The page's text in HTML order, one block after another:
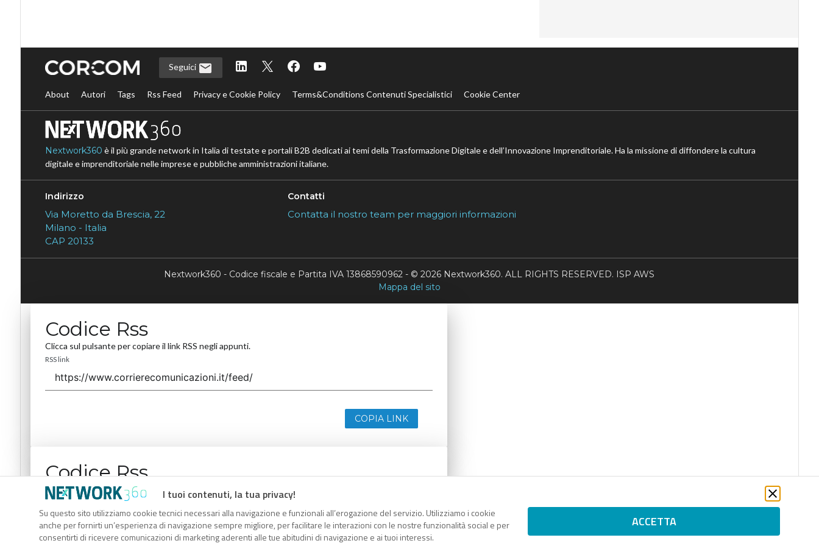
I tuoi contenuti, la tua privacy!
Su questo sito utilizziamo cookie tecnici necessari alla navigazione e funzionali all’erogazione del servizio. Utilizziamo i cookie
anche per fornirti un’esperienza di navigazione sempre migliore, per facilitare le interazioni con le nostre funzionalità social e per
consentirti di ricevere comunicazioni di marketing aderenti alle tue abitudini di navigazione e ai tuoi interessi.
ACCETTA
Seguici
About Autori Tags Rss Feed Privacy e Cookie Policy Terms&Conditions Contenuti Specialistici Cookie Center
Nextwork360 è il più grande network in Italia di testate e portali B2B dedicati ai temi della Trasformazione Digitale e dell’Innovazione Imprenditoriale. Ha la missione di diffondere la cultura
digitale e imprenditoriale nelle imprese e pubbliche amministrazioni italiane.
Indirizzo
Via Moretto da Brescia, 22
Milano - Italia
CAP 20133
Contatti
Contatta il nostro team per maggiori informazioni
Nextwork360 - Codice fiscale e Partita IVA 13868590962 - © 2026 Nextwork360. ALL RIGHTS RESERVED. ISP AWS
Mappa del sito
Codice Rss
Clicca sul pulsante per copiare il link RSS negli appunti.
RSS link
COPIA LINK
Codice Rss
Clicca sul pulsante per copiare il link RSS negli appunti.
RSS link